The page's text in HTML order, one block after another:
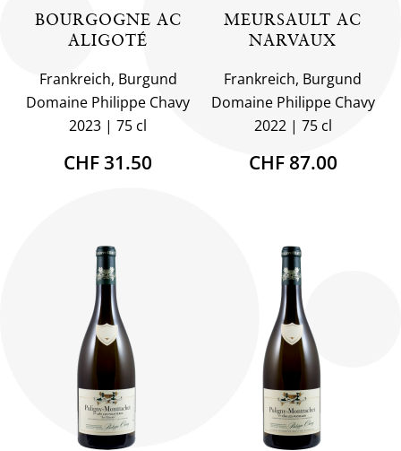
BOURGOGNE AC
ALIGOTÉ
Frankreich, Burgund
Domaine Philippe Chavy
2023
75 cl
CHF 31.50
MEURSAULT AC
NARVAUX
Frankreich, Burgund
Domaine Philippe Chavy
2022
75 cl
CHF 87.00